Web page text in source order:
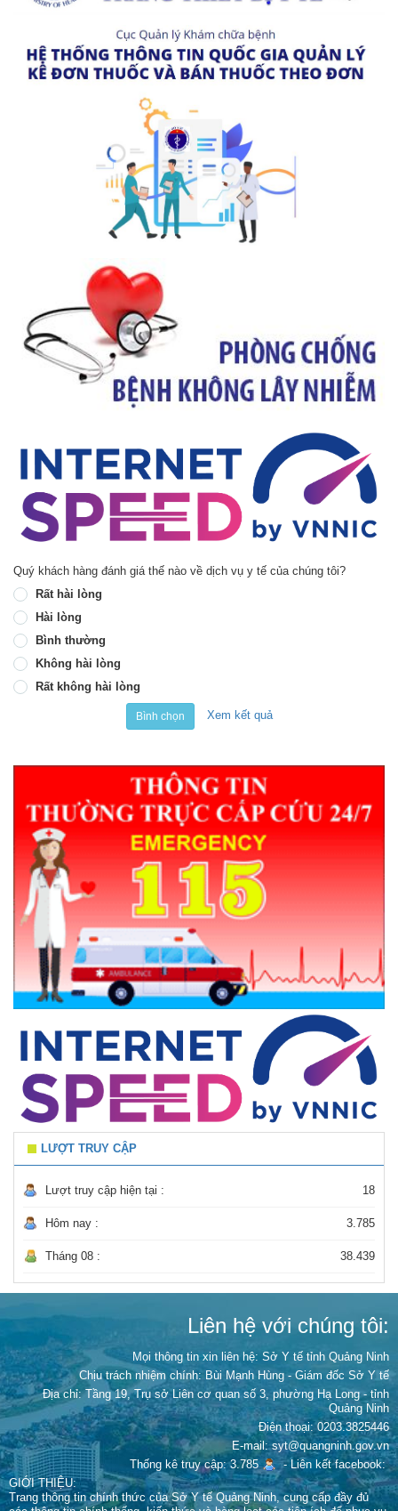
Quý khách hàng đánh giá thế nào về dịch vụ y tế của chúng tôi?
Rất hài lòng
Hài lòng
Bình thường
Không hài lòng
Rất không hài lòng
Bình chọn Xem kết quả
LƯỢT TRUY CẬP
Lượt truy cập hiện tại : 18
Hôm nay : 3.785
Tháng 08 : 38.439
Liên hệ với chúng tôi:
Mọi thông tin xin liên hệ: Sở Y tế tỉnh Quảng Ninh
Chịu trách nhiệm chính: Bùi Mạnh Hùng - Giám đốc Sở Y tế
Địa chỉ: Tầng 19, Trụ sở Liên cơ quan số 3, phường Hạ Long - tỉnh
Quảng Ninh
Điện thoại: 0203.3825446
E-mail: syt@quangninh.gov.vn
Thống kê truy cập: 3.785
-Liên kết facebook:
GIỚI THIỆU:
Trang thông tin chính thức của Sở Y tế Quảng Ninh, cung cấp đầy đủ